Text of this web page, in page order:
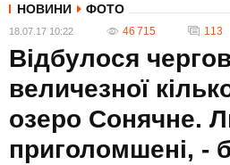
НОВИНИ ФОТО
18.07.17 10:22 46 715 113
Вiдбулося
величезної
озеро Сонячне.
приголомшенi, -